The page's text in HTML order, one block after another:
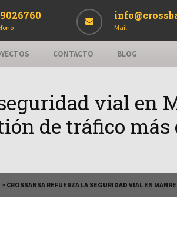
Mail
CONTACTO BLOG
vial en
de tráfico más
> CROSSABSA REFUERZA LA SEGURIDAD VIAL EN